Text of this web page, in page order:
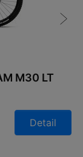
M30 LT
Detail